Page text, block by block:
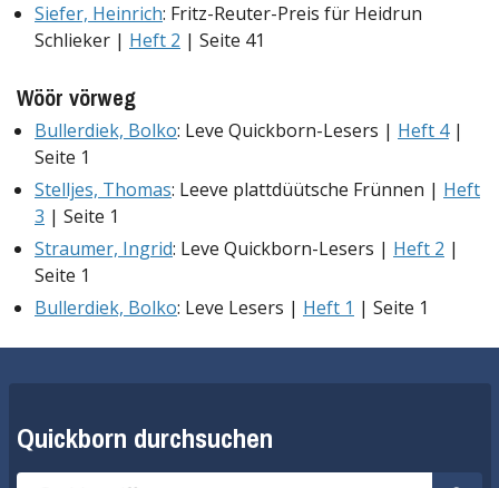
Siefer, Heinrich: Fritz-Reuter-Preis für Heidrun
Schlieker | Heft 2 | Seite 41
Wöör vörweg
Bullerdiek, Bolko: Leve Quickborn-Lesers | Heft 4|
Seite 1
Stelljes, Thomas: Leeve plattdüütsche Frünnen | Heft
3 | Seite 1
Straumer, Ingrid: Leve Quickborn-Lesers | Heft 2 |
Seite 1
Bullerdiek, Bolko: Leve Lesers | Heft 1 | Seite 1
Quickborn durchsuchen